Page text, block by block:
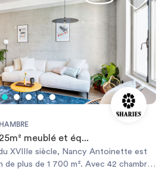
meublé et éq...
XVIIIe siècle, Nancy Antoinette est
plus de 1 700 m². Avec 42 chambres